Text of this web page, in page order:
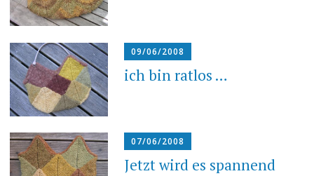
09/06/2008
ich bin ratlos …
07/06/2008
Jetzt wird es spannend